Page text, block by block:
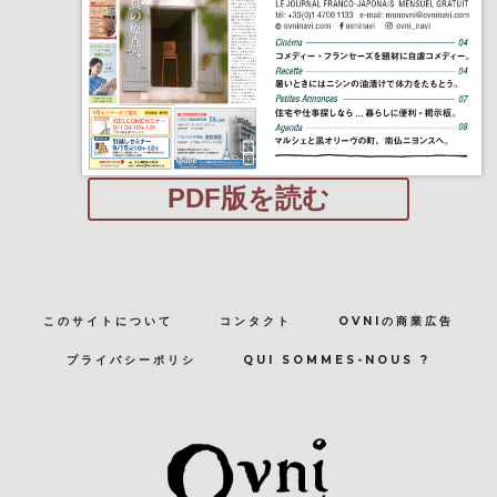
PDF版を読む
このサイトについて コンタクト OVNIの商業広告
プライバシーポリシ QUI SOMMES-NOUS ?